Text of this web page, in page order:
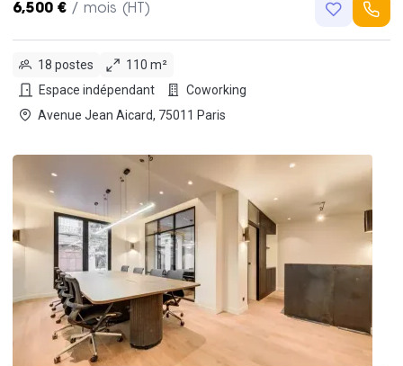
6,500 € / mois (HT)
18 postes
110 m²
Espace indépendant
Coworking
Avenue Jean Aicard, 75011 Paris